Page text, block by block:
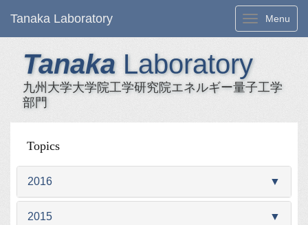
Toggle
Menu
Tanaka Laboratory
TanakaLaboratory
九州大学大学院工学研究院エネルギー量子工学
部門
Topics
2016 ▼
2015 ▼